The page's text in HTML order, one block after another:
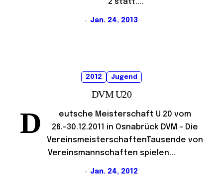
2 statt....
Jan. 24, 2013
2012 Jugend
DVM U20
D
eutsche Meisterschaft U 20 vom
26.-30.12.2011 in Osnabrück DVM – Die
VereinsmeisterschaftenTausende von
Vereinsmannschaften spielen...
Jan. 24, 2012